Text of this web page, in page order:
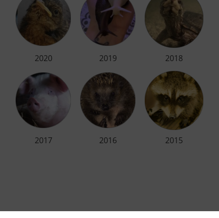
2020 2019 2018
2017 2016 2015